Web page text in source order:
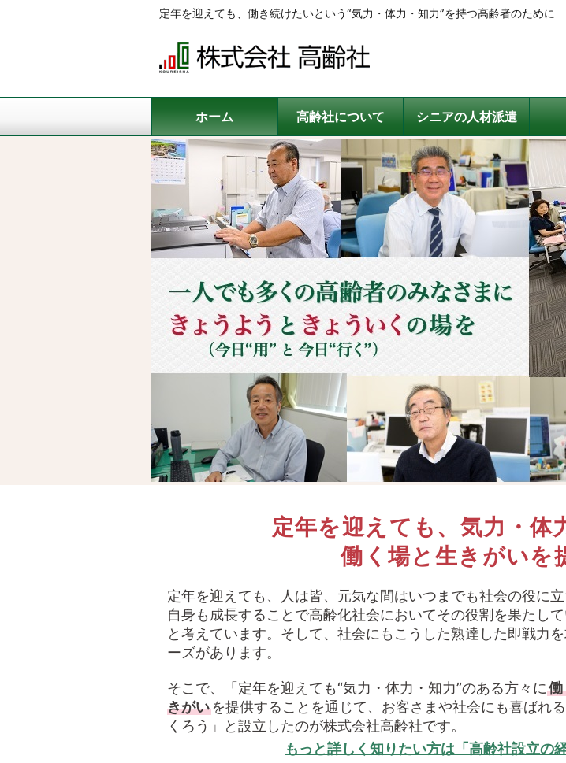
定年を迎えても、働き続けたいという“気力・体力・知力”を持つ高齢者のために
ホーム 高齢社について シニアの人材派遣
定年を迎えても、気力・体
働く場と生きがいを
定年を迎えても、人は皆、元気な間はいつまでも社会の役に立
自身も成長することで高齢化社会においてその役割を果たし
と考えています。そして、社会にもこうした熟達した即戦力
ーズがあります。
そこで、「定年を迎えても“気力・体力・知力”のある方々に働
きがいを提供することを通じて、お客さまや社会にも喜ばれ
くろう」と設立したのが株式会社高齢社です。
もっと詳しく知りたい方は「高齢社設立の